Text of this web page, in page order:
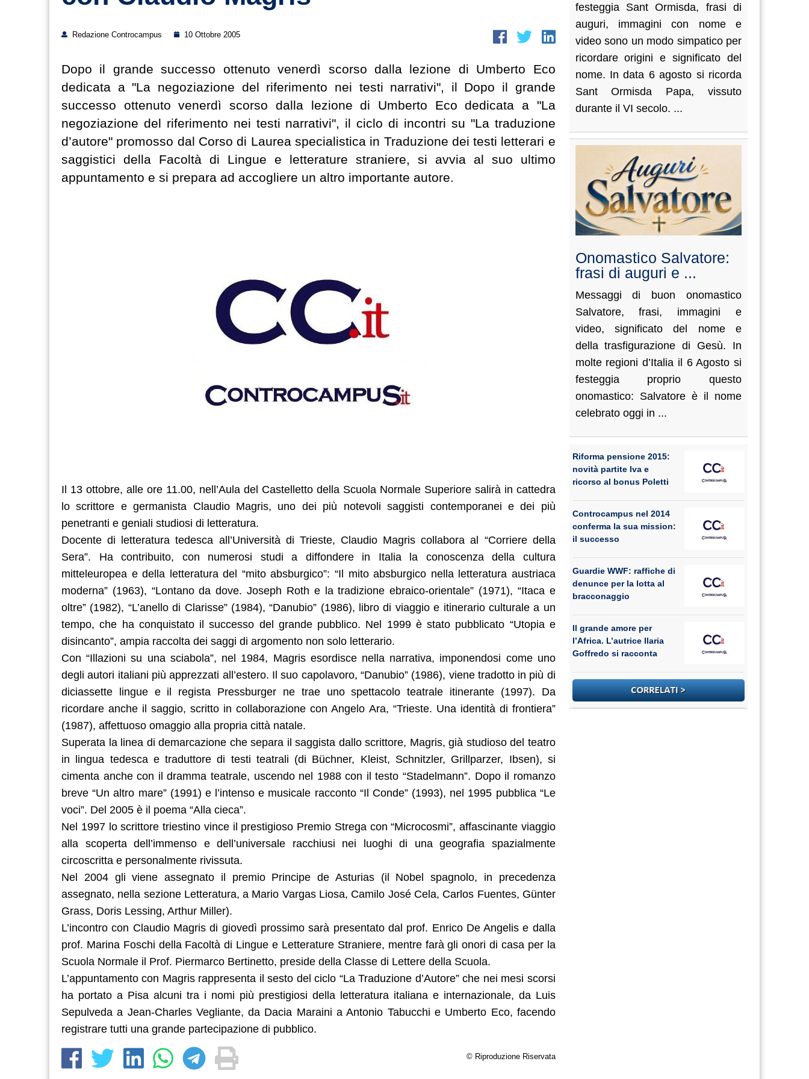
Redazione Controcampus 10 Ottobre 2005
Dopo il grande successo ottenuto venerdì scorso dalla lezione di Umberto Eco
dedicata a "La negoziazione del riferimento nei testi narrativi", il Dopo il grande
successo ottenuto venerdì scorso dalla lezione di Umberto Eco dedicata a "La
negoziazione del riferimento nei testi narrativi", il ciclo di incontri su "La traduzione
d’autore" promosso dal Corso di Laurea specialistica in Traduzione dei testi letterari e
saggistici della Facoltà di Lingue e letterature straniere, si avvia al suo ultimo
appuntamento e si prepara ad accogliere un altro importante autore.
Il 13 ottobre, alle ore 11.00, nell’Aula del Castelletto della Scuola Normale Superiore salirà in cattedra
lo scrittore e germanista Claudio Magris, uno dei più notevoli saggisti contemporanei e dei più
penetranti e geniali studiosi di letteratura.
Docente di letteratura tedesca all’Università di Trieste, Claudio Magris collabora al “Corriere della
Sera”. Ha contribuito, con numerosi studi a diffondere in Italia la conoscenza della cultura
mitteleuropea e della letteratura del “mito absburgico”: “Il mito absburgico nella letteratura austriaca
moderna” (1963), “Lontano da dove. Joseph Roth e la tradizione ebraico-orientale” (1971), “Itaca e
oltre” (1982), “L’anello di Clarisse” (1984), “Danubio” (1986), libro di viaggio e itinerario culturale a un
tempo, che ha conquistato il successo del grande pubblico. Nel 1999 è stato pubblicato “Utopia e
disincanto”, ampia raccolta dei saggi di argomento non solo letterario.
Con “Illazioni su una sciabola”, nel 1984, Magris esordisce nella narrativa, imponendosi come uno
degli autori italiani più apprezzati all’estero. Il suo capolavoro, “Danubio” (1986), viene tradotto in più di
diciassette lingue e il regista Pressburger ne trae uno spettacolo teatrale itinerante (1997). Da
ricordare anche il saggio, scritto in collaborazione con Angelo Ara, “Trieste. Una identità di frontiera”
(1987), affettuoso omaggio alla propria città natale.
Superata la linea di demarcazione che separa il saggista dallo scrittore, Magris, già studioso del teatro
in lingua tedesca e traduttore di testi teatrali (di Büchner, Kleist, Schnitzler, Grillparzer, Ibsen), si
cimenta anche con il dramma teatrale, uscendo nel 1988 con il testo “Stadelmann”. Dopo il romanzo
breve “Un altro mare” (1991) e l’intenso e musicale racconto “Il Conde” (1993), nel 1995 pubblica “Le
voci”. Del 2005 è il poema “Alla cieca”.
Nel 1997 lo scrittore triestino vince il prestigioso Premio Strega con “Microcosmi”, affascinante viaggio
alla scoperta dell’immenso e dell’universale racchiusi nei luoghi di una geografia spazialmente
circoscritta e personalmente rivissuta.
Nel 2004 gli viene assegnato il premio Principe de Asturias (il Nobel spagnolo, in precedenza
assegnato, nella sezione Letteratura, a Mario Vargas Liosa, Camilo José Cela, Carlos Fuentes, Günter
Grass, Doris Lessing, Arthur Miller).
L’incontro con Claudio Magris di giovedì prossimo sarà presentato dal prof. Enrico De Angelis e dalla
prof. Marina Foschi della Facoltà di Lingue e Letterature Straniere, mentre farà gli onori di casa per la
Scuola Normale il Prof. Piermarco Bertinetto, preside della Classe di Lettere della Scuola.
L’appuntamento con Magris rappresenta il sesto del ciclo “La Traduzione d’Autore” che nei mesi scorsi
ha portato a Pisa alcuni tra i nomi più prestigiosi della letteratura italiana e internazionale, da Luis
Sepulveda a Jean-Charles Vegliante, da Dacia Maraini a Antonio Tabucchi e Umberto Eco, facendo
registrare tutti una grande partecipazione di pubblico.
© Riproduzione Riservata
festeggia Sant Ormisda, frasi di
auguri, immagini con nome e
video sono un modo simpatico per
ricordare origini e significato del
nome. In data 6 agosto si ricorda
Sant Ormisda Papa, vissuto
durante il VI secolo. ...
Onomastico Salvatore:
frasi di auguri e ...
Messaggi di buon onomastico
Salvatore, frasi, immagini e
video, significato del nome e
della trasfigurazione di Gesù. In
molte regioni d’Italia il 6 Agosto si
festeggia proprio questo
onomastico: Salvatore è il nome
celebrato oggi in ...
Riforma pensione 2015:
novità partite Iva e
ricorso al bonus Poletti
Controcampus nel 2014
conferma la sua mission:
il successo
Guardie WWF: raffiche di
denunce per la lotta al
bracconaggio
Il grande amore per
l’Africa. L’autrice Ilaria
Goffredo si racconta